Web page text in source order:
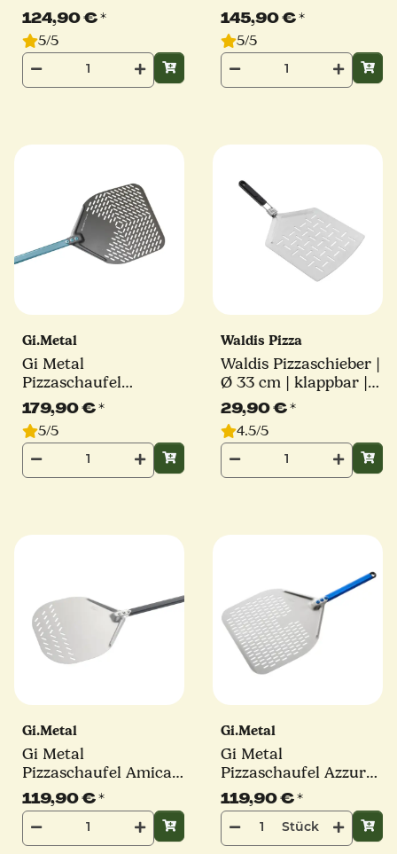
| Ø 36 cm | Stiel 60
cm | eckig
124,90 €*
5/5
Evoluzione | Ø 33 cm |
Stiel 60 cm | eckig
145,90 €*
5/5
Gi.Metal
Gi Metal
Pizzaschaufel
Evoluzione | Ø 36 cm |
Stiel 60 cm | eckig
179,90 €*
5/5
Waldis Pizza
Waldis Pizzaschieber |
Ø 33 cm | klappbar |
Linie Basic
29,90 €*
4.5/5
Gi.Metal
Gi Metal
Pizzaschaufel Amica |
Ø 36 cm | Stiel 60 cm
119,90 €*
Gi.Metal
Gi Metal
Pizzaschaufel Azzurra
| Ø 33 cm | Stiel 30
cm | eckig
119,90 €*
Stück